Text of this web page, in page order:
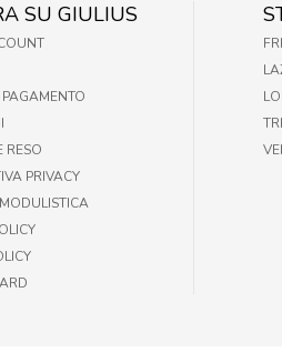
SU GIULIUS
RESO
PRIVACY